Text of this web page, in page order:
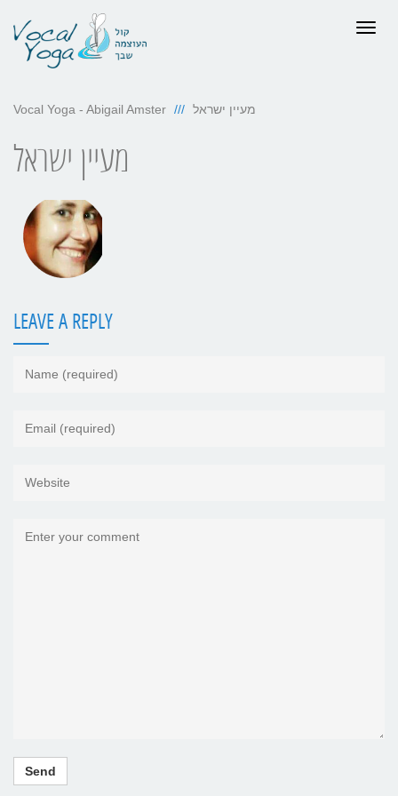
Vocal Yoga - Abigail Amster מעיין ישראל
מעיין ישראל
LEAVE A REPLY